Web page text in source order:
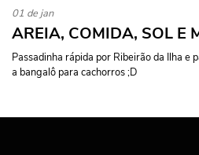
01 de jan
AREIA, COMIDA, SOL E
Passadinha rápida por Ribeirão da Ilha e
a bangalô para cachorros ;D